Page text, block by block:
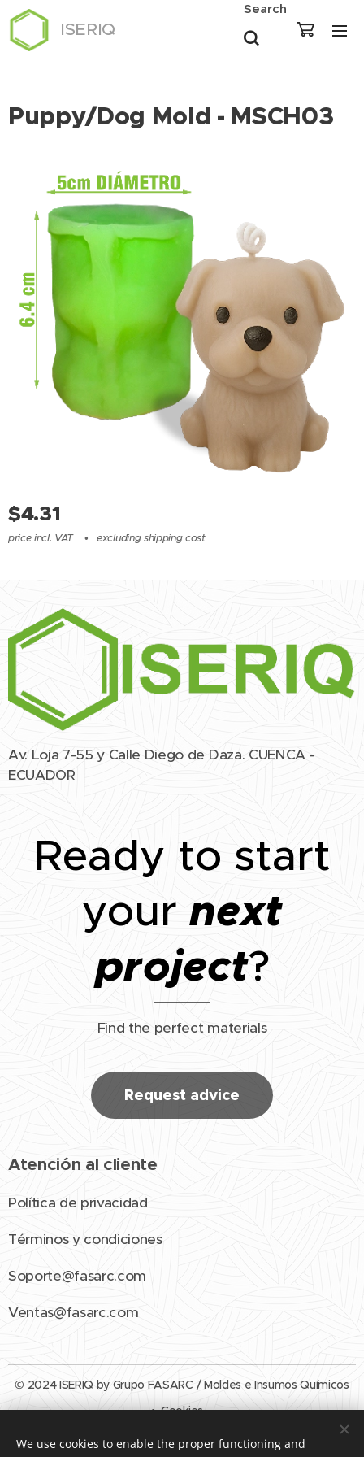
ISERIQ
Search
Puppy/Dog Mold - MSCH03
$4.31
price incl. VAT excluding shipping cost
Av. Loja 7-55 y Calle Diego de Daza. CUENCA -
ECUADOR
Ready to start
your next
project?
Find the perfect materials
Request advice
Atención al cliente
Política de privacidad
Términos y condiciones
Soporte@fasarc.com
Ventas@fasarc.com
© 2024 ISERIQ by Grupo FASARC / Moldes e Insumos Químicos
Cookies
Languages
We use cookies to enable the proper functioning and